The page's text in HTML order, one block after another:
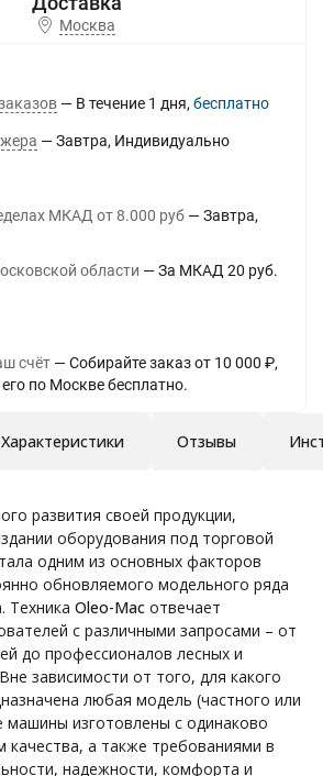
Москва
В течение 1 дня Бесплатно
Завтра Индивидуально
МКАД от 8.000 руб
Завтра
области
За МКАД 20 руб.
счёт
Собирайте заказ от 10 000 ₽,
по Москве бесплатно.
Характеристики Отзывы
развития своей продукции,
оборудования под торговой
одним из основных факторов
обновляемого модельного ряда
Техника Oleo-Mac отвечает
с различными запросами – от
до профессионалов лесных и
зависимости от того, для какого
любая модель (частного или
машины изготовлены с одинаково
качества, а также требованиями в
надежности, комфорта и